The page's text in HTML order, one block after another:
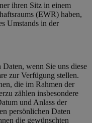
ihren Sitz in einem
(EWR) haben,
Umstands in der
wenn Sie uns diese
zur Verfügung stellen.
die im Rahmen der
zählen insbesondere
und Anlass der
persönlichen Daten
die gewünschten